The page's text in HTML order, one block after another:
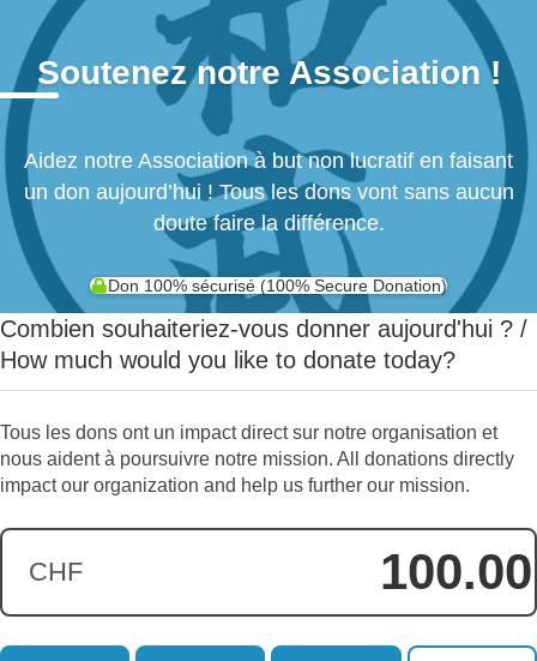
Soutenez notre Association !
Aidez notre Association à but non lucratif en faisant
un don aujourd’hui ! Tous les dons vont sans aucun
doute faire la différence.
Don 100% sécurisé (100% Secure Donation)
Combien souhaiteriez-vous donner aujourd'hui ? /
How much would you like to donate today?
Tous les dons ont un impact direct sur notre organisation et
nous aident à poursuivre notre mission. All donations directly
impact our organization and help us further our mission.
CHF
Montant du don :